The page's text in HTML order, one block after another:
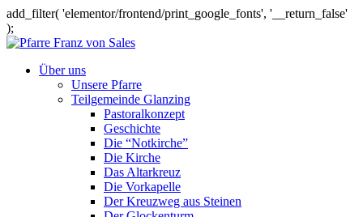
add_filter( 'elementor/frontend/print_google_fonts', '__return_false'
);
Über uns
Unsere Pfarre
Teilgemeinde Glanzing
Pastoralkonzept
Geschichte
Die “Notkirche”
Die Kirche
Das Altarkreuz
Die Vorkapelle
Der Kreuzweg aus Steinen